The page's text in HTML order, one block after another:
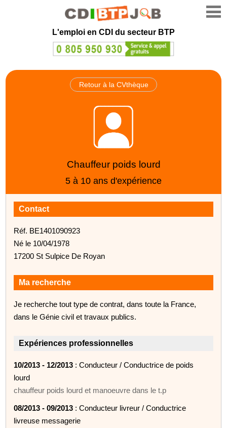
L'emploi en CDI du secteur BTP
Retour à la CVthèque
Chauffeur poids lourd
5 à 10 ans d'expérience
Contact
Réf. BE1401090923
Né le 10/04/1978
17200 St Sulpice De Royan
Ma recherche
Je recherche tout type de contrat, dans toute la France,
dans le Génie civil et travaux publics.
Expériences professionnelles
10/2013 - 12/2013 : Conducteur / Conductrice de poids
lourd
chauffeur poids lourd et manoeuvre dans le t.p
08/2013 - 09/2013 : Conducteur livreur / Conductrice
livreuse messagerie